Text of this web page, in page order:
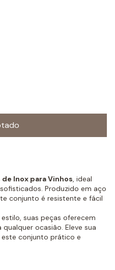
Inox para Vinhos, ideal
Produzido em aço
conjunto é resistente e fácil
suas peças oferecem
ocasião. Eleve sua
conjunto prático e